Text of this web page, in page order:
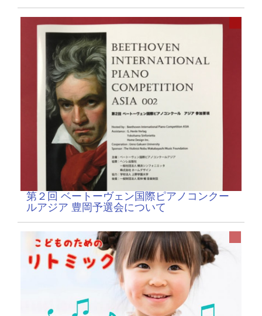
第２回 ベートーヴェン国際ピアノコンクー
ルアジア 豊岡予選会について